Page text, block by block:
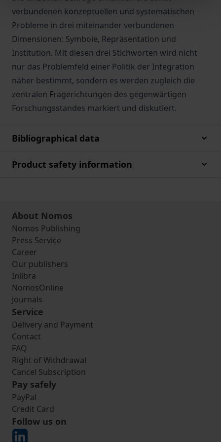
verbundenen konzeptuellen und systematischen
Probleme in drei miteinander verbundenen
Dimensionen: Symbole, Repräsentation und
Institution. Mit diesen drei Stichworten wird nicht
nur das Problemfeld einer Politik der Integration
näher bestimmt, sondern es werden zugleich die
zentralen Fragerichtungen des gegenwärtigen
Forschungsstandes markiert und diskutiert.
Bibliographical data
Product safety information
About Nomos
Nomos Publishing
Press Service
Career
Our publishers
Inlibra
NomosOnline
Journals
Service
Delivery and Payment
Contact
FAQ
Right of Withdrawal
Cancel Subscription
Pay safely
PayPal
Credit Card
Follow us on